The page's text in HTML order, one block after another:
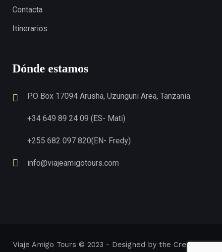
Contacta
Itinerarios
Dónde estamos
P.O Box 17094 Arusha, Uzunguni Area, Tanzania.
+34 649 89 24 09 (ES- Mati)
+255 682 097 820(EN- Fredy)
info@viajeamigotours.com
Viaje Amigo Tours © 2023 - Designed by the Creactory